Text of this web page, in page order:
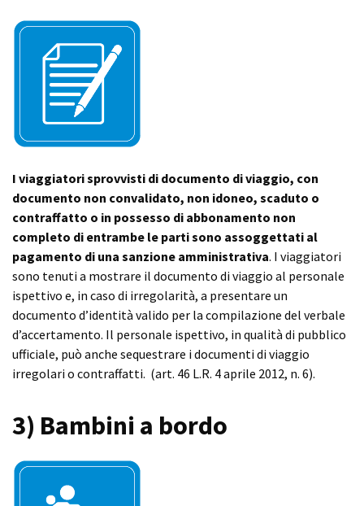
I viaggiatori sprovvisti di documento di viaggio, con
documento non convalidato, non idoneo, scaduto o
contraffatto o in possesso di abbonamento non
completo di entrambe le parti sono assoggettati al
pagamento di una sanzione amministrativa. I viaggiatori
sono tenuti a mostrare il documento di viaggio al personale
ispettivo e, in caso di irregolarità, a presentare un
documento d’identità valido per la compilazione del verbale
d’accertamento. Il personale ispettivo, in qualità di pubblico
ufficiale, può anche sequestrare i documenti di viaggio
irregolari o contraffatti. (art. 46 L.R. 4 aprile 2012, n. 6).
3) Bambini a bordo